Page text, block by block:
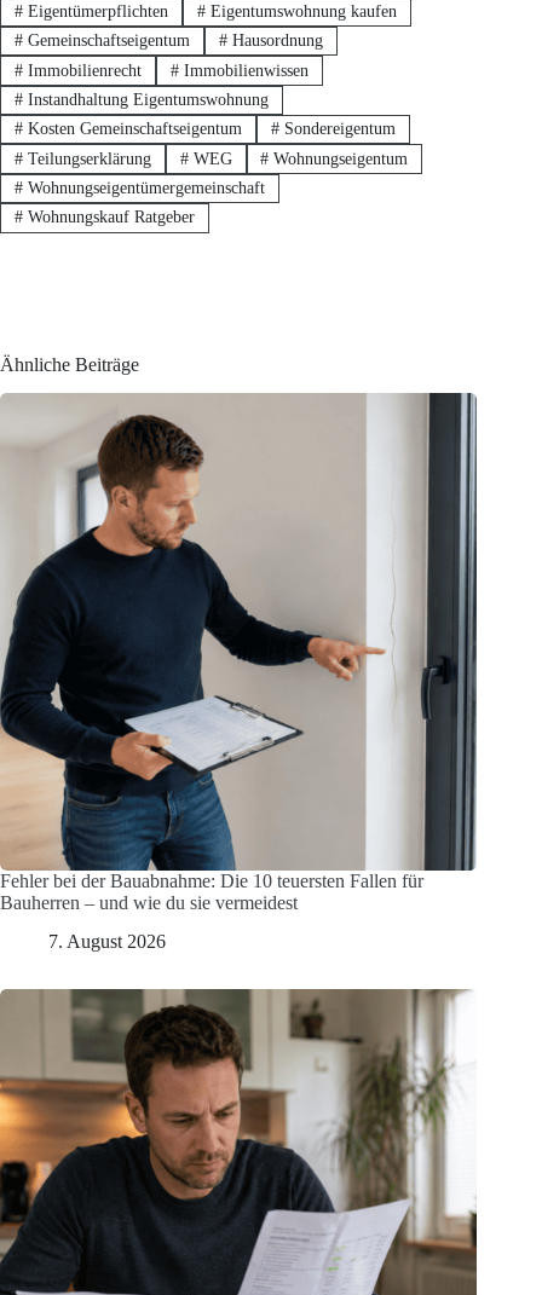
#Eigentümerpflichten #Eigentumswohnung kaufen
#Gemeinschaftseigentum #Hausordnung
#Immobilienrecht #Immobilienwissen
#Instandhaltung Eigentumswohnung
#Kosten Gemeinschaftseigentum #Sondereigentum
#Teilungserklärung #WEG # Wohnungseigentum
#Wohnungseigentümergemeinschaft
#Wohnungskauf Ratgeber
Ähnliche Beiträge
Fehler bei der Bauabnahme: Die 10 teuersten Fallen für
Bauherren – und wie du sie vermeidest
7. August 2026